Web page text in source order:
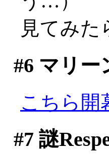
見てみ
#6 マリー
こちら開
#7 謎